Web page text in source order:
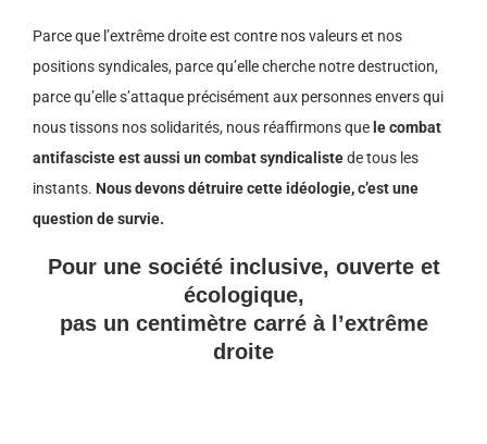
Parce que l’extrême droite est contre nos valeurs et nos
positions syndicales, parce qu’elle cherche notre destruction,
parce qu’elle s’attaque précisément aux personnes envers qui
nous tissons nos solidarités, nous réaffirmons que le combat
antifasciste est aussi un combat syndicalistede tous les
instants. Nous devons détruire cette idéologie, c’est une
question de survie.
Pour une société inclusive, ouverte et
écologique,
pas un centimètre carré à l’extrême
droite